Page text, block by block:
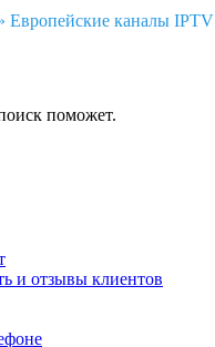
Европейские каналы IPTV
поможет.
и отзывы клиентов